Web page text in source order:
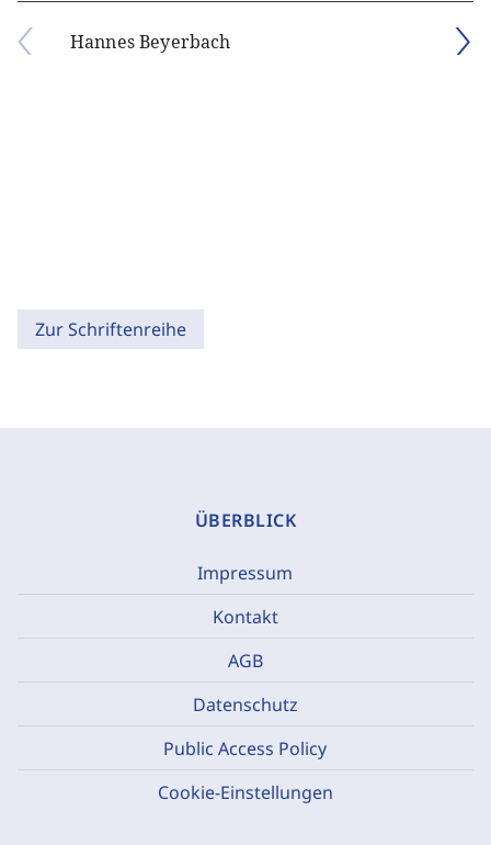
Hannes Beyerbach
Zur Schriftenreihe
ÜBERBLICK
Impressum
Kontakt
AGB
Datenschutz
Public Access Policy
Cookie-Einstellungen